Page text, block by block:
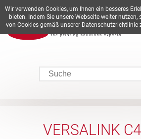
VERSALINK
Wir verwenden Cookies, um Ihnen ein besseres
bieten. Indem Sie unsere Webseite weiter
von Cookies gemäß unserer